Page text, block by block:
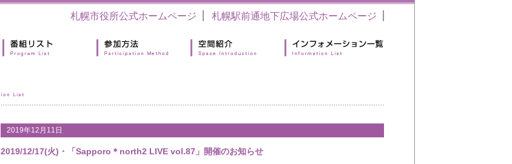
札幌市役所公式ホームページ 札幌駅前通地下広場公式ホームページ
2019年12月11日
2019/12/17(火)・「Sapporo＊north2 LIVE vol.87」開催のお知らせ